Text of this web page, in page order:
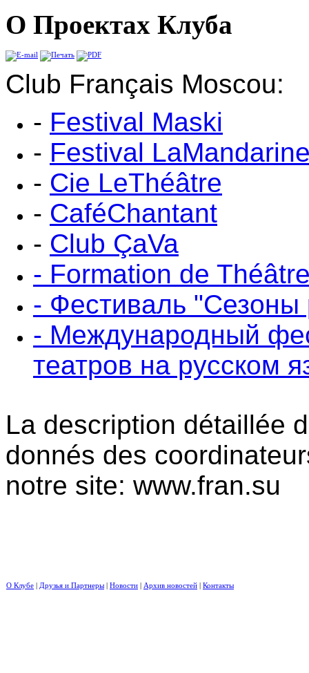
О Проектах Клуба
Club Français Moscou:
- Festival Maski
- Festival
- Cie LeThéâtre
- CaféChantant
- Club ÇaVa
- Formation de
- Фестиваль "Сезоны
- Международный
театров на русском
La description détaillée
donnés des
notre site: www.fran.su
О Клубе Друзья и Партнеры Новости Архив новостей Контакты